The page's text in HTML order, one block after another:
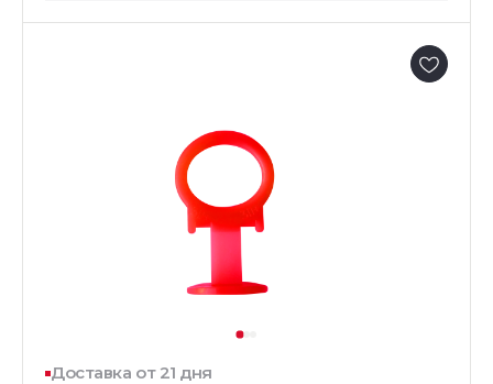
Доставка от 21 дня